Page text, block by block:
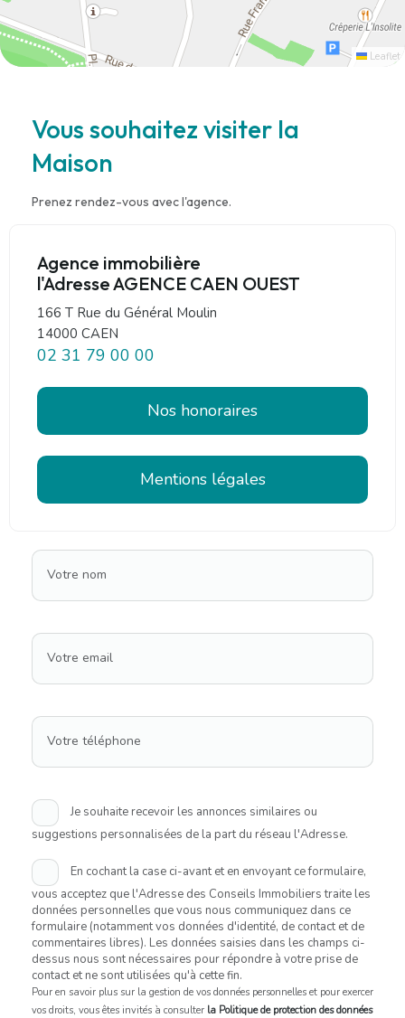
Leaflet
Vous souhaitez visiter la
Maison
Prenez rendez-vous avec l'agence.
Agence immobilière
l'Adresse AGENCE CAEN OUEST
166 T Rue du Général Moulin
14000 CAEN
02 31 79 00 00
Nos honoraires
Mentions légales
Votre nom
Votre email
Votre téléphone
Je souhaite recevoir les annonces similaires ou
suggestions personnalisées de la part du réseau l'Adresse.
En cochant la case ci-avant et en envoyant ce formulaire,
vous acceptez que l'Adresse des Conseils Immobiliers traite les
données personnelles que vous nous communiquez dans ce
formulaire (notamment vos données d'identité, de contact et de
commentaires libres). Les données saisies dans les champs ci-
dessus nous sont nécessaires pour répondre à votre prise de
contact et ne sont utilisées qu'à cette fin.
Pour en savoir plus sur la gestion de vos données personnelles et pour exercer
vos droits, vous êtes invités à consulter la Politique de protection des données